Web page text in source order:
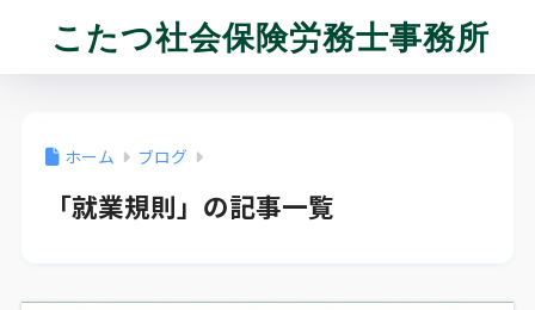
こたつ社会保険労務士事務所
ホーム ブログ
「就業規則」の記事一覧